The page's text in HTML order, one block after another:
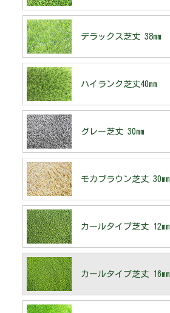
デラックス芝丈 38mm
ハイランク芝丈40mm
グレー芝丈 30mm
モカブラウン芝丈 30mm
カールタイプ芝丈 12mm
カールタイプ芝丈 16mm